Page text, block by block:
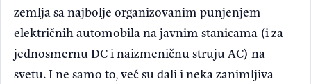
zemlja sa najbolje organizovanim punjenjem
električnih automobila na javnim stanicama (i za
jednosmernu DC i naizmeničnu struju AC) na
svetu. I ne samo to, već su dali i neka zanimljiva